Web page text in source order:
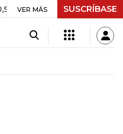
UVR $ 416,96 +$ 0,05 +0,01%
VER MÁS SUSCRÍBASE